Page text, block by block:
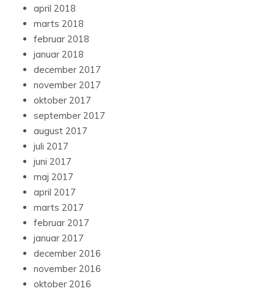
april 2018
marts 2018
februar 2018
januar 2018
december 2017
november 2017
oktober 2017
september 2017
august 2017
juli 2017
juni 2017
maj 2017
april 2017
marts 2017
februar 2017
januar 2017
december 2016
november 2016
oktober 2016